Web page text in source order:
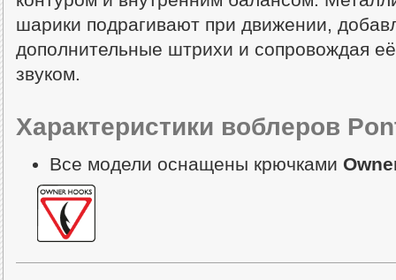
шарики подрагивают при движении,
дополнительные штрихи и сопровождая
звуком.
Характеристики воблеров
Все модели оснащены крючками
Cheerful 40F MR Cheerful 40F SR Cheerful